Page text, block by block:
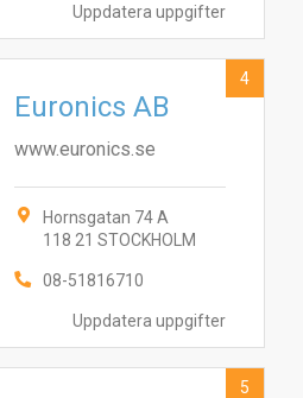
Uppdatera uppgifter
Uppdatera uppgifter
Euronics AB
www.euronics.se
Hornsgatan 74 A
118 21 STOCKHOLM
08-51816710
4
5